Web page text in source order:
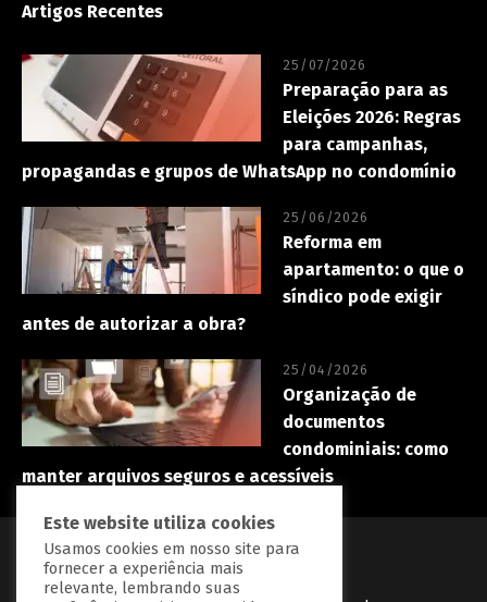
Artigos Recentes
25/07/2026
Preparação para as
Eleições 2026: Regras
para campanhas,
propagandas e grupos de WhatsApp no condomínio
25/06/2026
Reforma em
apartamento: o que o
síndico pode exigir
antes de autorizar a obra?
25/04/2026
Organização de
documentos
condominiais: como
manter arquivos seguros e acessíveis
Este website utiliza cookies
Usamos cookies em nosso site para
fornecer a experiência mais
relevante, lembrando suas